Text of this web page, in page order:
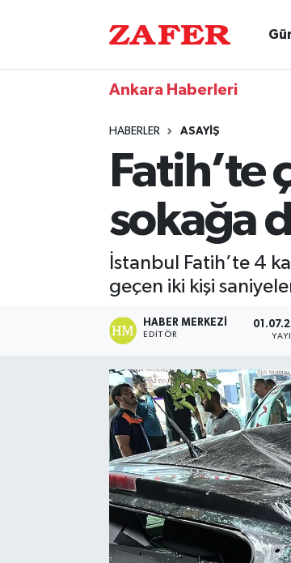
Ankara Haberleri
HABERLER ASAYIŞ
Fatih’te
sokağa
İstanbul Fatih’te 4
geçen iki kişi
HABER MERKEZI
EDITÖR